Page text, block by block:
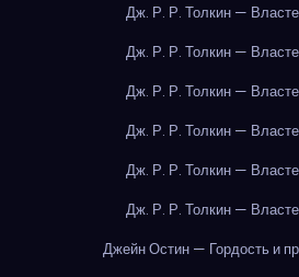
Дж. Р. Р. Толкин —
Дж. Р. Р. Толкин —
Дж. Р. Р. Толкин —
Дж. Р. Р. Толкин —
Дж. Р. Р. Толкин —
Дж. Р. Р. Толкин —
Джейн Остин — Гордость и